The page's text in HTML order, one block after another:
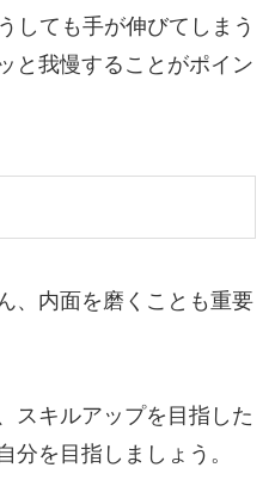
しても手が伸びてしまう
と我慢することがポイン
、内面を磨くことも重要
スキルアップを目指した
分を目指しましょう。